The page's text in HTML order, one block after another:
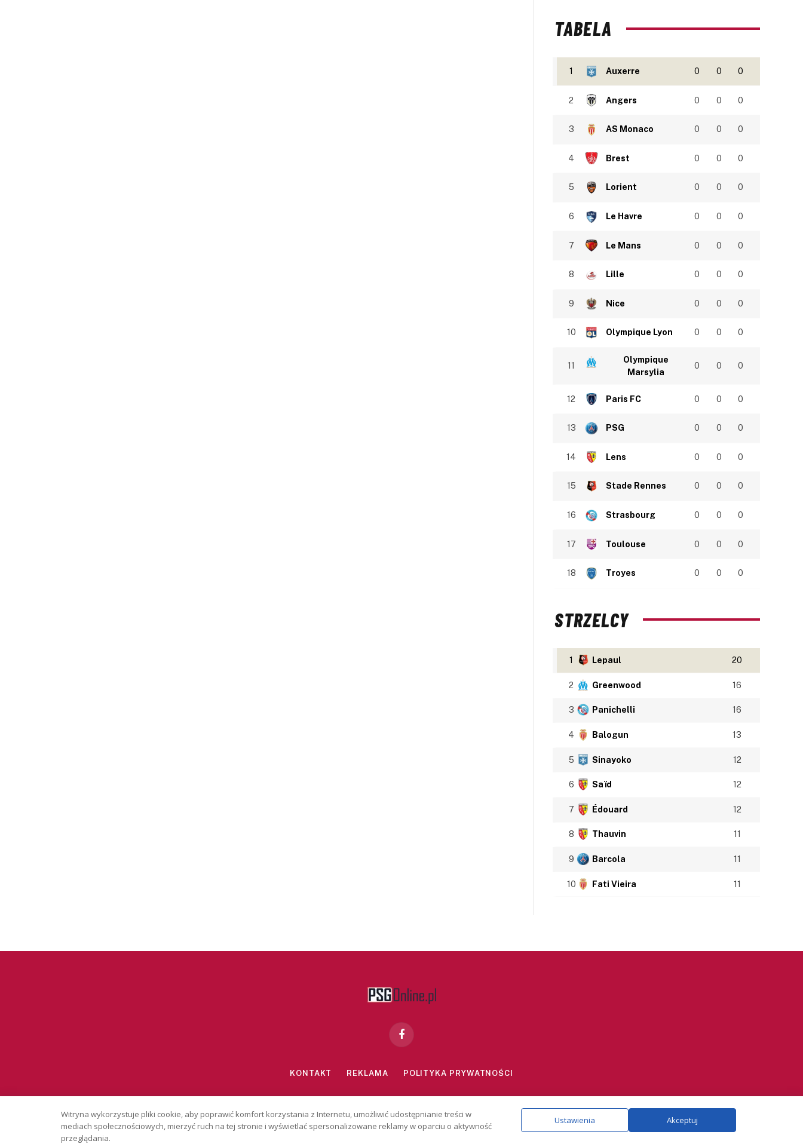
TABELA
1 Auxerre 0 0 0
2 Angers 0 0 0
3 AS Monaco 0 0 0
4 Brest 0 0 0
5 Lorient 0 0 0
6 Le Havre 0 0 0
7 Le Mans 0 0 0
8 Lille 0 0 0
9 Nice 0 0 0
10 Olympique Lyon 0 0 0
11
Olympique
Marsylia
0 0 0
12 Paris FC 0 0 0
13 PSG 0 0 0
14 Lens 0 0 0
15 Stade Rennes 0 0 0
16 Strasbourg 0 0 0
17 Toulouse 0 0 0
18 Troyes 0 0 0
STRZELCY
1 Lepaul 20
2 Greenwood 16
3 Panichelli 16
4 Balogun 13
5 Sinayoko 12
6 Saïd 12
7 Édouard 12
8 Thauvin 11
9 Barcola 11
10 Fati Vieira 11
Facebook
KONTAKT REKLAMA POLITYKA PRYWATNOŚCI
Copyright © 2026 PSGonline.pl
Witryna wykorzystuje pliki cookie, aby poprawić komfort korzystania z Internetu, umożliwić udostępnianie treści w
mediach społecznościowych, mierzyć ruch na tej stronie i wyświetlać spersonalizowane reklamy w oparciu o aktywność
przeglądania.
Ustawienia Akceptuj